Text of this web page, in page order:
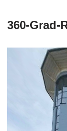
360-Grad-